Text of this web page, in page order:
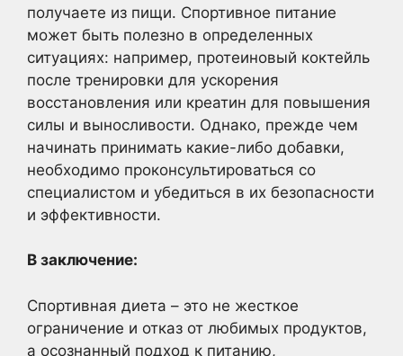
получаете из пищи. Спортивное питание
может быть полезно в определенных
ситуациях: например, протеиновый коктейль
после тренировки для ускорения
восстановления или креатин для повышения
силы и выносливости. Однако, прежде чем
начинать принимать какие-либо добавки,
необходимо проконсультироваться со
специалистом и убедиться в их безопасности
и эффективности.
В заключение:
Спортивная диета – это не жесткое
ограничение и отказ от любимых продуктов,
а осознанный подход к питанию,